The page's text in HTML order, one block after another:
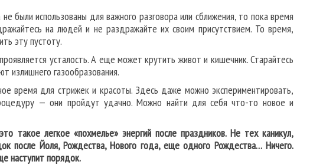
были использованы для важного разговора или сближения, то пока время
на людей и не раздражайте их своим присутствием. То время,
эту пустоту.
усталость. А еще может крутить живот и кишечник. Старайтесь
излишнего газообразования.
время для стрижек и красоты. Здесь даже можно экспериментировать,
— они пройдут удачно. Можно найти для себя что-то новое и
легкое «похмелье» энергий после праздников. Не тех каникул,
после Йоля, Рождества, Нового года, еще одного Рождества… Ничего.
наступит порядок.